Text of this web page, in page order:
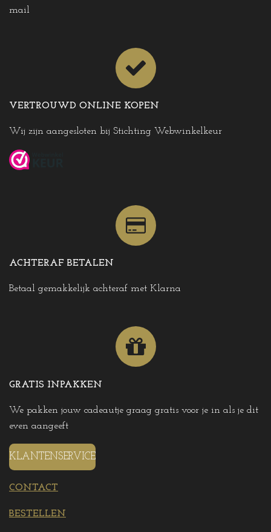
mail
VERTROUWD ONLINE KOPEN
Wij zijn aangesloten bij Stichting Webwinkelkeur
ACHTERAF BETALEN
Betaal gemakkelijk achteraf met Klarna
GRATIS INPAKKEN
We pakken jouw cadeautje graag gratis voor je in als je dit
even aangeeft
KLANTENSERVICE
CONTACT
BESTELLEN